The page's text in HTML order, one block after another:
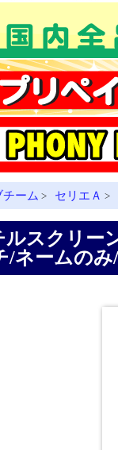
ーム > セリエＡ >
ルスクリー
/ネームのみ